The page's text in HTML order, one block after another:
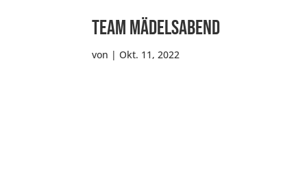
Team Mädelsabend
von |Okt. 11, 2022